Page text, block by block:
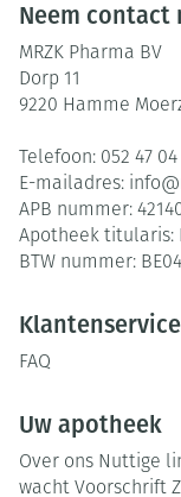
Neem contact
MRZK Pharma BV
Dorp 11
9220 Hamme
Telefoon: 052 47 04
E-mailadres: info@
APB nummer:
Apotheek titularis:
BTW nummer:
Klantenservice
FAQ
Uw apotheek
Over ons Nuttige
wacht Voorschrift